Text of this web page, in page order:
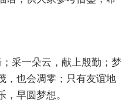
采一朵云，献上殷勤；梦
，也会凋零；只有友谊地
早圆梦想。